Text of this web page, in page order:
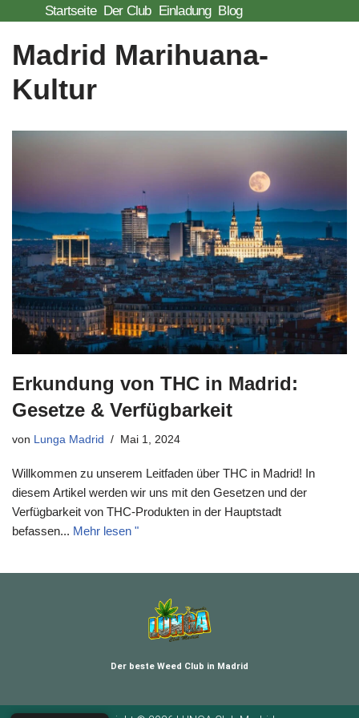
Zum
Inhalt
springen
Startseite Der Club Einladung Blog
Madrid Marihuana-
Kultur
Erkundung von THC in Madrid:
Gesetze & Verfügbarkeit
von Lunga Madrid Mai 1, 2024
Willkommen zu unserem Leitfaden über THC in Madrid! In
diesem Artikel werden wir uns mit den Gesetzen und der
Verfügbarkeit von THC-Produkten in der Hauptstadt
befassen... Mehr lesen "
Der beste Weed Club in Madrid